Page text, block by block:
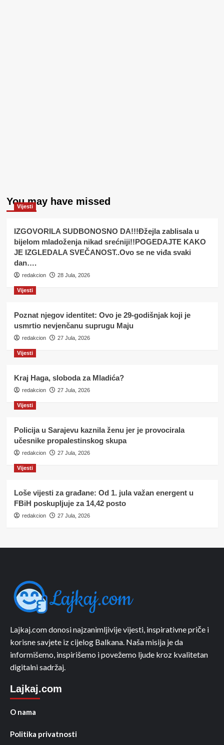
You may have missed
Vijesti
IZGOVORILA SUDBONOSNO DA!!!Đžejla zablisala u
bijelom mladoženja nikad srećniji!!POGEDAJTE KAKO
JE IZGLEDALA SVEČANOST..Ovo se ne viđa svaki
dan….
redakcion 28 Jula, 2026
Vijesti
Poznat njegov identitet: Ovo je 29-godišnjak koji je
usmrtio nevjenčanu suprugu Maju
redakcion 27 Jula, 2026
Vijesti
Kraj Haga, sloboda za Mladića?
redakcion 27 Jula, 2026
Vijesti
Policija u Sarajevu kaznila ženu jer je provocirala
učesnike propalestinskog skupa
redakcion 27 Jula, 2026
Vijesti
Loše vijesti za građane: Od 1. jula važan energent u
FBiH poskupljuje za 14,42 posto
redakcion 27 Jula, 2026
Lajkaj.com donosi najzanimljivije vijesti, inspirativne priče i
korisne savjete iz cijelog Balkana. Naša misija je da
informišemo, inspirišemo i povežemo ljude kroz kvalitetan
digitalni sadržaj.
Lajkaj.com
O nama
Politika privatnosti